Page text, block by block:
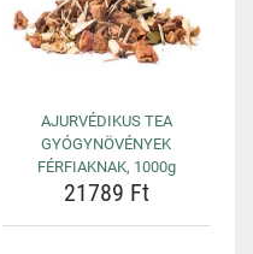
AJURVÉDIKUS TEA
GYÓGYNÖVÉNYEK
FÉRFIAKNAK, 1000g
21789 Ft